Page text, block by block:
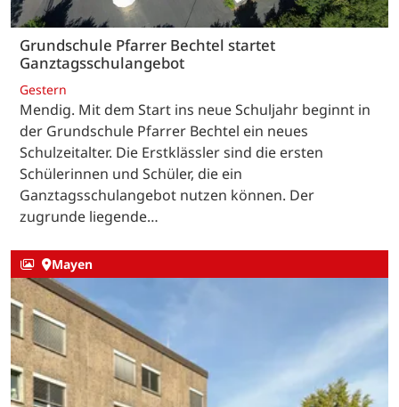
Grundschule Pfarrer Bechtel startet
Ganztagsschulangebot
Gestern
Mendig. Mit dem Start ins neue Schuljahr beginnt in
der Grundschule Pfarrer Bechtel ein neues
Schulzeitalter. Die Erstklässler sind die ersten
Schülerinnen und Schüler, die ein
Ganztagsschulangebot nutzen können. Der
zugrunde liegende…
Mayen